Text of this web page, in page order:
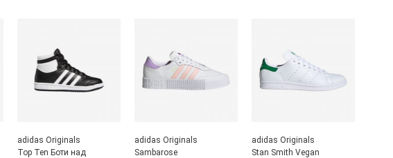
adidas Originals
Top Ten Боти над
adidas Originals
Sambarose
adidas Originals
Stan Smith Vegan